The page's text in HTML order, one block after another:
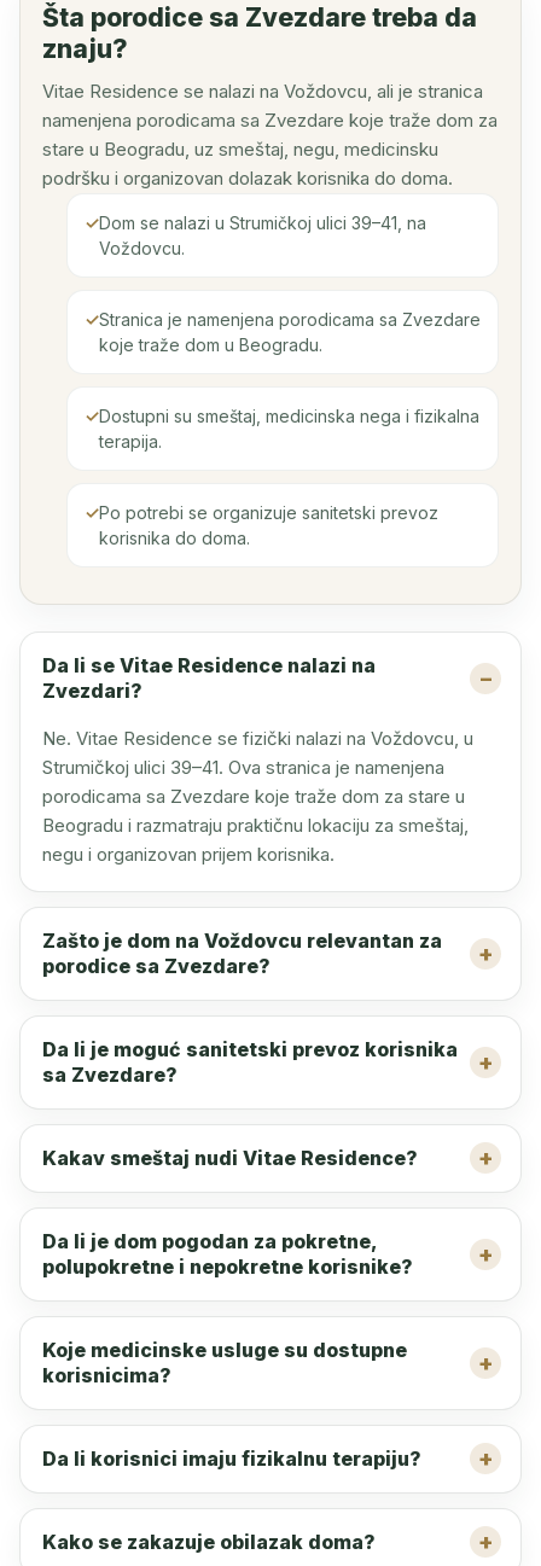
Šta porodice sa Zvezdare treba da
znaju?
Vitae Residence se nalazi na Voždovcu, ali je stranica
namenjena porodicama sa Zvezdare koje traže dom za
stare u Beogradu, uz smeštaj, negu, medicinsku
podršku i organizovan dolazak korisnika do doma.
Dom se nalazi u Strumičkoj ulici 39–41, na
Voždovcu.
Stranica je namenjena porodicama sa Zvezdare
koje traže dom u Beogradu.
Dostupni su smeštaj, medicinska nega i fizikalna
terapija.
Po potrebi se organizuje sanitetski prevoz
korisnika do doma.
Da li se Vitae Residence nalazi na
Zvezdari?
Ne. Vitae Residence se fizički nalazi na Voždovcu, u
Strumičkoj ulici 39–41. Ova stranica je namenjena
porodicama sa Zvezdare koje traže dom za stare u
Beogradu i razmatraju praktičnu lokaciju za smeštaj,
negu i organizovan prijem korisnika.
Zašto je dom na Voždovcu relevantan za
porodice sa Zvezdare?
Da li je moguć sanitetski prevoz korisnika
sa Zvezdare?
Kakav smeštaj nudi Vitae Residence?
Da li je dom pogodan za pokretne,
polupokretne i nepokretne korisnike?
Koje medicinske usluge su dostupne
korisnicima?
Da li korisnici imaju fizikalnu terapiju?
Kako se zakazuje obilazak doma?